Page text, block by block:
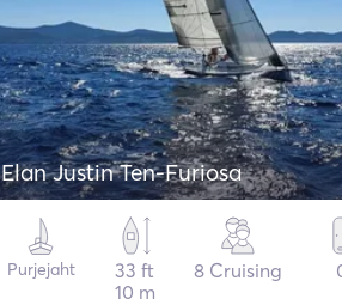
Elan Justin Ten-Furiosa
Purjejaht
33 ft
10 m
8 Cruising